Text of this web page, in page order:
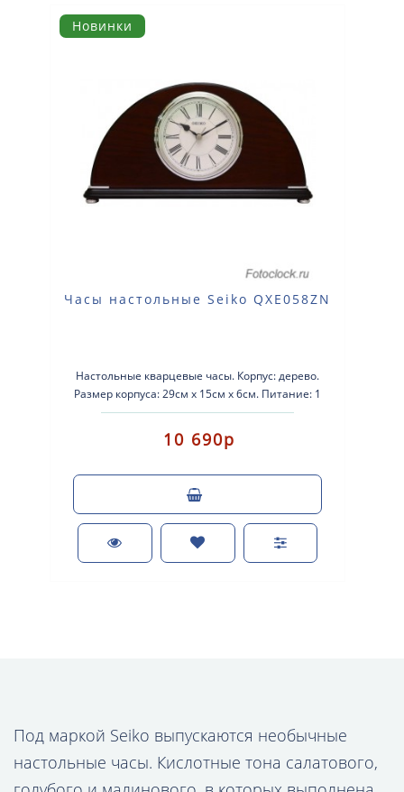
Новинки
Часы настольные Seiko QXE058ZN
Настольные кварцевые часы. Корпус: дерево.
Размер корпуса: 29см х 15см х 6см. Питание: 1
батарейка размера AA. Будильник. ..
10 690р
Под маркой Seiko выпускаются необычные
настольные часы. Кислотные тона салатового,